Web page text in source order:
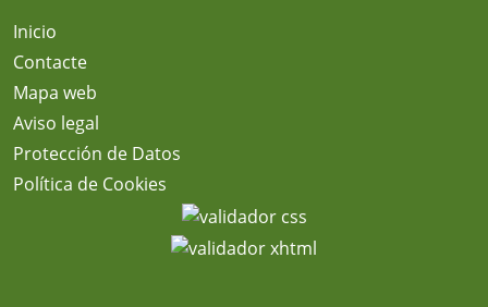
Inicio
Contacte
Mapa web
Aviso legal
Protección de Datos
Política de Cookies